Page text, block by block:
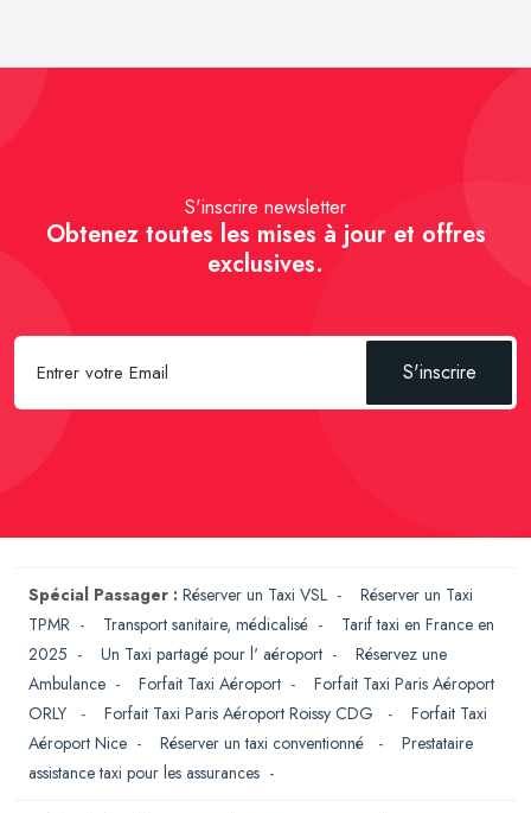
S'inscrire newsletter
Obtenez toutes les mises à jour et offres
exclusives.
S'inscrire
Spécial Passager : Réserver un Taxi VSL - Réserver un Taxi
TPMR - Transport sanitaire, médicalisé - Tarif taxi en France en
2025 - Un Taxi partagé pour l' aéroport - Réservez une
Ambulance - Forfait Taxi Aéroport - Forfait Taxi Paris Aéroport
ORLY
- Forfait Taxi Paris Aéroport Roissy CDG - Forfait Taxi
Aéroport Nice - Réserver un taxi conventionné - Prestataire
assistance taxi pour les assurances -